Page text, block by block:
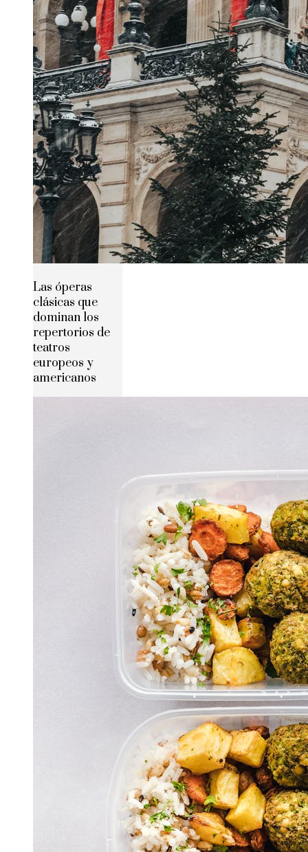
Las óperas
clásicas que
dominan los
repertorios de
teatros
europeos y
americanos